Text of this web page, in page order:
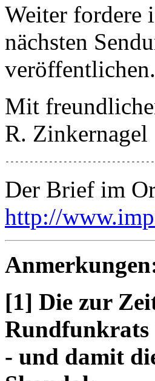
Weiter fordere
nächsten
veröffentlichen.
Mit
R. Zinkernagel
Der Brief im
http://
[1] Die zur
Rundfunkrats
- und damit